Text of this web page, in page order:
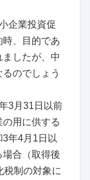
企業投資促
、目的であ
したが、中
のでしょう
3月31日以前
用に供する
年4月1日以
合（取得後
税制の対象に